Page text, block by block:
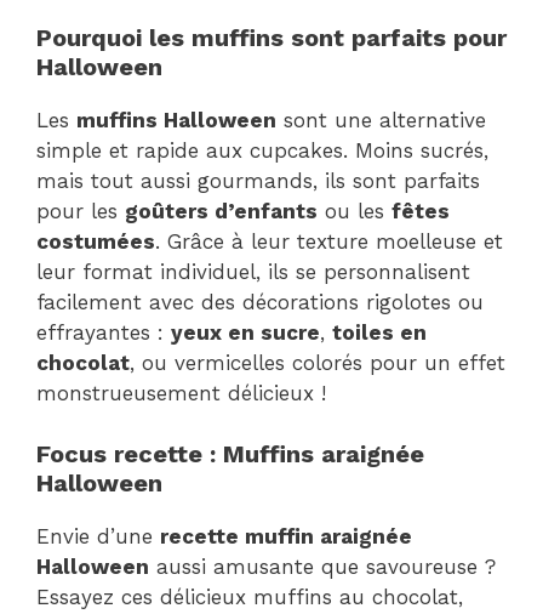
Pourquoi les muffins sont parfaits pour
Halloween
Les muffins Halloween sont une alternative
simple et rapide aux cupcakes. Moins sucrés,
mais tout aussi gourmands, ils sont parfaits
pour les goûters d’enfants ou les fêtes
costumées. Grâce à leur texture moelleuse et
leur format individuel, ils se personnalisent
facilement avec des décorations rigolotes ou
effrayantes : yeux en sucre, toiles en
chocolat, ou vermicelles colorés pour un effet
monstrueusement délicieux !
Focus recette : Muffins araignée
Halloween
Envie d’une recette muffin araignée
Halloween aussi amusante que savoureuse ?
Essayez ces délicieux muffins au chocolat,